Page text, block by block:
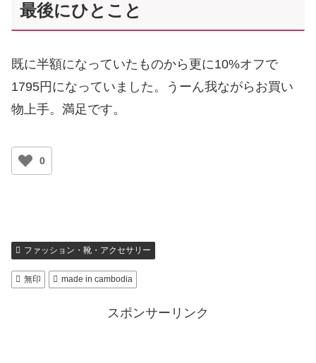
最後にひとこと
既に半額になっていたものから更に10%オフで
1795円になっていました。うーん我ながらお買い
物上手。満足です。
0
ファッション・靴・アクセサリー
無印 made in cambodia
スポンサーリンク